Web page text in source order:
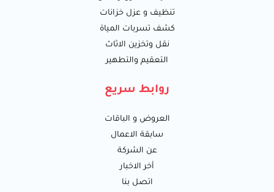
تنظيف و عزل خزانات
كشف تسربات المياة
نقل وتخزين الاثاث
التعقيم والتطهير
روابط سريع
العروض و الباقات
سابقة الاعمال
عن الشركة
أخر الاخبار
اتصل بنا